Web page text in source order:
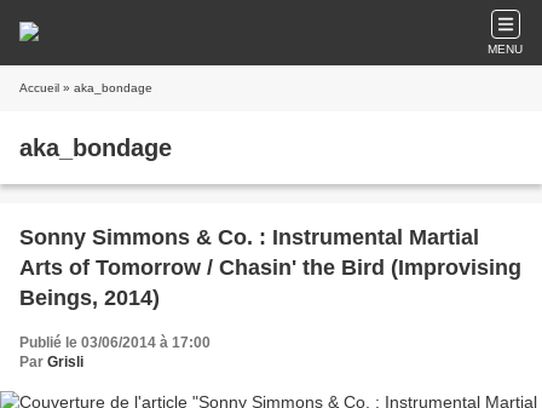
MENU
Accueil » aka_bondage
aka_bondage
Sonny Simmons & Co. : Instrumental Martial
Arts of Tomorrow / Chasin' the Bird (Improvising
Beings, 2014)
Publié le 03/06/2014 à 17:00
Par Grisli